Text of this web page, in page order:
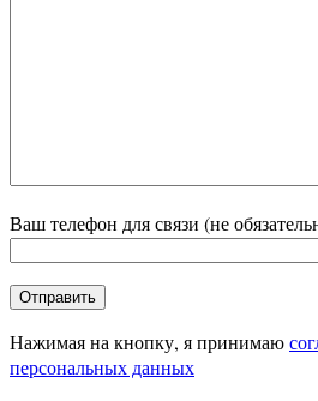
Ваш телефон для связи (не
Нажимая на кнопку, я принимаю
персональных данных